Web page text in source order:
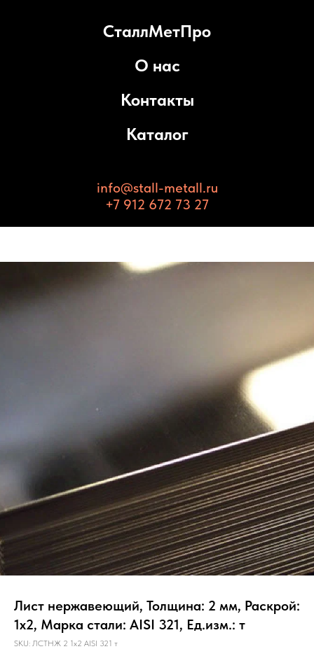
СталлМетПро
О нас
Контакты
Каталог
info@stall-metall.ru
+7 912 672 73 27
Лист нержавеющий, Толщина: 2 мм, Раскрой:
1х2, Марка стали: AISI 321, Ед.изм.: т
SKU: ЛСТНЖ 2 1х2 AISI 321 т